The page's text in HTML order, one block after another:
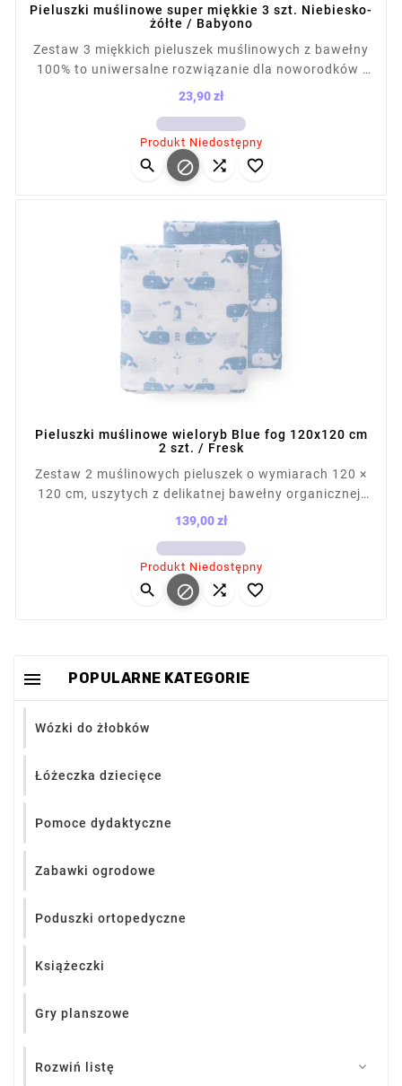
Pieluszki muślinowe super miękkie 3 szt. Niebiesko-
żółte / Babyono
Zestaw 3 miękkich pieluszek muślinowych z bawełny
100% to uniwersalne rozwiązanie dla noworodków i
niemowląt. Sprawdzą się jako otulacz, ręcznik,
lekka tkanina nie podrażnia skóry dziecka. W
komplecie 2 pieluszki z nadrukiem i 1 gładka,
zapakowane w torbę na napy.
23,90 zł
Produkt Niedostępny
   
Pieluszki muślinowe wieloryb Blue fog 120x120 cm
2 szt. / Fresk
Zestaw 2 muślinowych pieluszek o wymiarach 120 ×
120 cm, uszytych z delikatnej bawełny organicznej.
Miękkie i przyjemne w dotyku, idealne jako pieluszki,
niemowlaka, zapewniają komfort i wielofunkcyjne
zastosowanie już od pierwszych dni życia.
139,00 zł
Produkt Niedostępny
   
POPULARNE KATEGORIE

Wózki do żłobków
Łóżeczka dziecięce
Pomoce dydaktyczne
Zabawki ogrodowe
Poduszki ortopedyczne
Książeczki
Gry planszowe
Rozwiń listę 